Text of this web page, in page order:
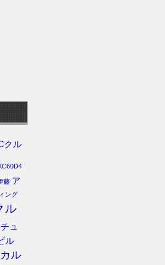
クル
藤 ア
ング
ル
ュ
ル
ル